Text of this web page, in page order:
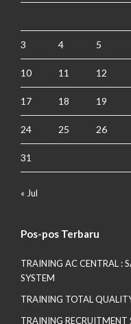
3 4 5
10 11 12
17 18 19
24 25 26
31
« Jul
Pos-pos Terbaru
TRAINING AC CENTRAL :
SYSTEM
TRAINING TOTAL
TRAINING RECRUITMENT